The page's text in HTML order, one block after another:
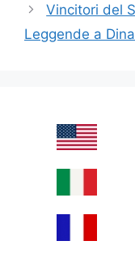
Vincitori del
Leggende a